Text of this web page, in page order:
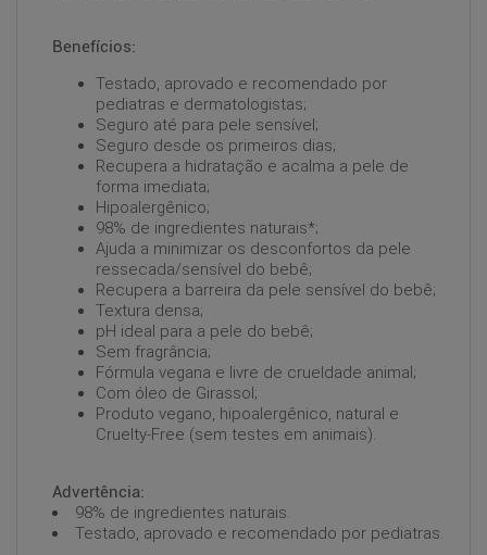
Benefícios:
Testado, aprovado e recomendado por
pediatras e dermatologistas;
Seguro até para pele sensível;
Seguro desde os primeiros dias;
Recupera a hidratação e acalma a pele de
forma imediata;
Hipoalergênico;
98% de ingredientes naturais*;
Ajuda a minimizar os desconfortos da pele
ressecada/sensível do bebê;
Recupera a barreira da pele sensível do bebê;
Textura densa;
pH ideal para a pele do bebê;
Sem fragrância;
Fórmula vegana e livre de crueldade animal;
Com óleo de Girassol;
Produto vegano, hipoalergênico, natural e
Cruelty-Free (sem testes em animais).
Advertência:
98% de ingredientes naturais.
Testado, aprovado e recomendado por pediatras.